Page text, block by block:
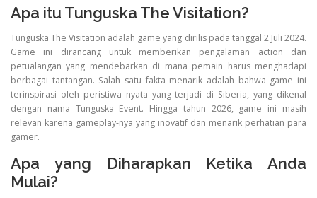
Apa itu Tunguska The Visitation?
Tunguska The Visitation adalah game yang dirilis pada tanggal 2 Juli 2024.
Game ini dirancang untuk memberikan pengalaman action dan
petualangan yang mendebarkan di mana pemain harus menghadapi
berbagai tantangan. Salah satu fakta menarik adalah bahwa game ini
terinspirasi oleh peristiwa nyata yang terjadi di Siberia, yang dikenal
dengan nama Tunguska Event. Hingga tahun 2026, game ini masih
relevan karena gameplay-nya yang inovatif dan menarik perhatian para
gamer.
Apa yang Diharapkan Ketika Anda
Mulai?